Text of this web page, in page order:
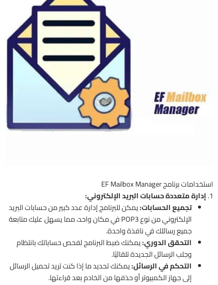
استخدامات برنامج EF Mailbox Manager
1. إدارة متعددة حسابات البريد الإلكتروني:
تجميع الحسابات:يمكن للبرنامج إدارة عدد كبير من حسابات البريد
الإلكتروني من نوع POP3 في مكان واحد، مما يسهل عليك متابعة
جميع رسائلك في نافذة واحدة.
التحقق الدوري:يمكنك ضبط البرنامج لفحص حساباتك بانتظام
وجلب الرسائل الجديدة تلقائيًا.
التحكم في الرسائل:يمكنك تحديد ما إذا كنت تريد تحميل الرسائل
إلى جهاز الكمبيوتر أو حذفها من الخادم بعد قراءتها.